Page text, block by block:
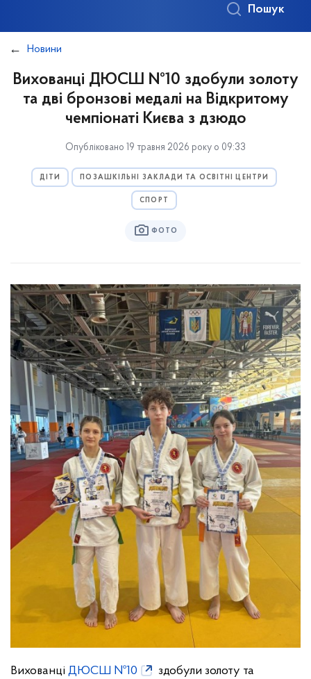
Пошук
Новини
Вихованці ДЮСШ №10 здобули золоту
та дві бронзові медалі на Відкритому
чемпіонаті Києва з дзюдо
Опубліковано 19 травня 2026 року о 09:33
ДІТИ ПОЗАШКІЛЬНІ ЗАКЛАДИ ТА ОСВІТНІ ЦЕНТРИ
СПОРТ
ФОТО
Вихованці ДЮСШ №10
здобули золоту та